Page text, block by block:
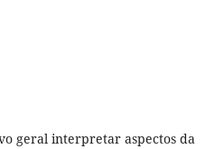
geral interpretar aspectos da